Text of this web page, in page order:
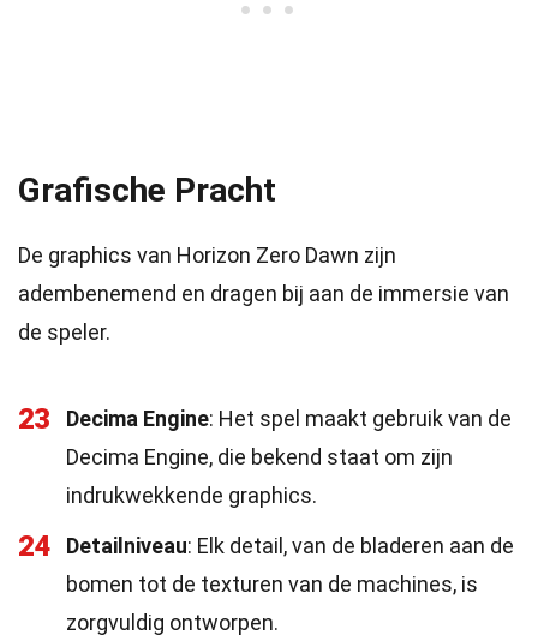
Grafische Pracht
De graphics van Horizon Zero Dawn zijn
adembenemend en dragen bij aan de immersie van
de speler.
23 Decima Engine: Het spel maakt gebruik van de
Decima Engine, die bekend staat om zijn
indrukwekkende graphics.
24 Detailniveau: Elk detail, van de bladeren aan de
bomen tot de texturen van de machines, is
zorgvuldig ontworpen.